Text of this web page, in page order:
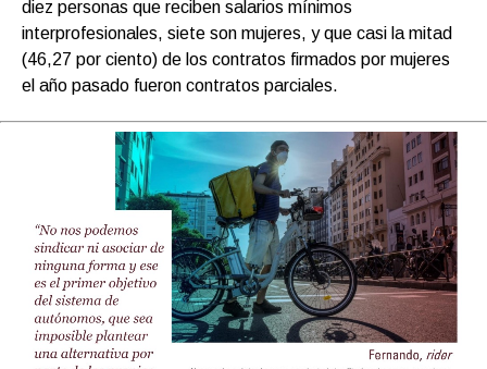
diez personas que reciben salarios mínimos
interprofesionales, siete son mujeres, y que casi la mitad
(46,27 por ciento) de los contratos firmados por mujeres
el año pasado fueron contratos parciales.